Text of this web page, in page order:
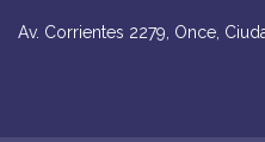
Av. Corrientes 2279, Once,